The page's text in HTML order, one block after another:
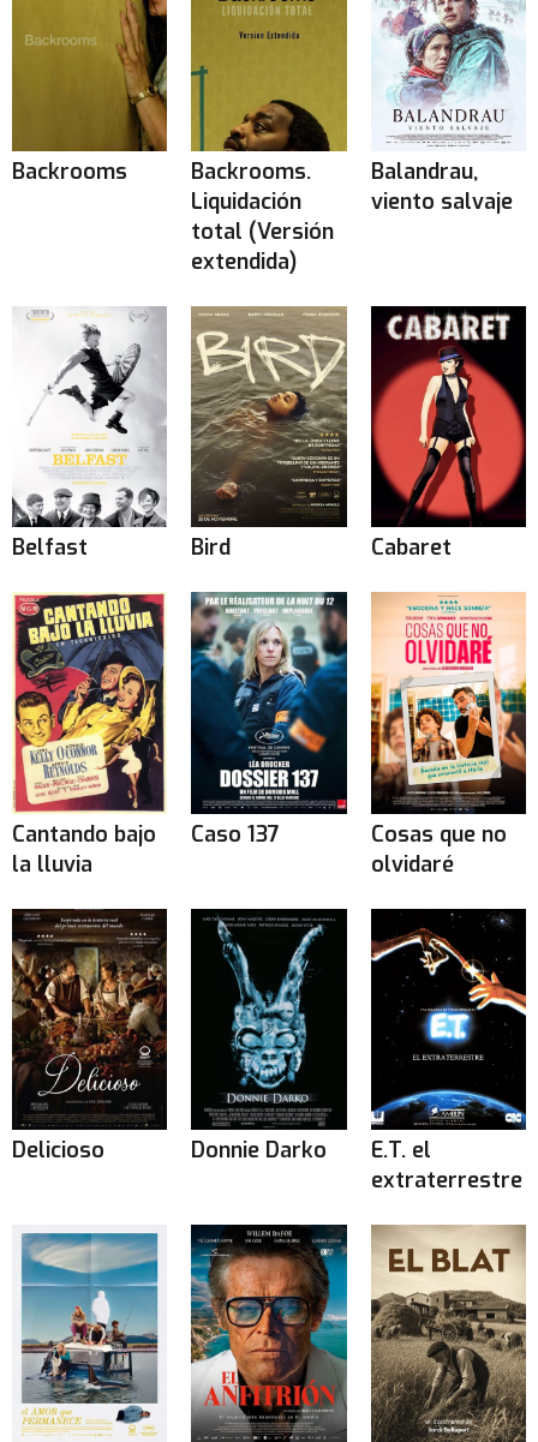
Backrooms
Backrooms.
Liquidación
total (Versión
extendida)
Balandrau,
viento salvaje
Belfast Bird Cabaret
Cantando bajo
la lluvia
Caso 137
Cosas que no
olvidaré
Delicioso Donnie Darko
E.T. el
extraterrestre